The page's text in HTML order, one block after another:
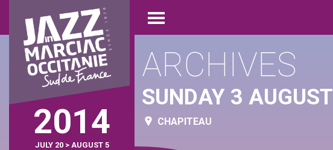
main
content
Open
menu
2014
JULY 20 > AUGUST 5
ARCHIVES
SUNDAY 3 AUGUST
CHAPITEAU
Cookies management panel